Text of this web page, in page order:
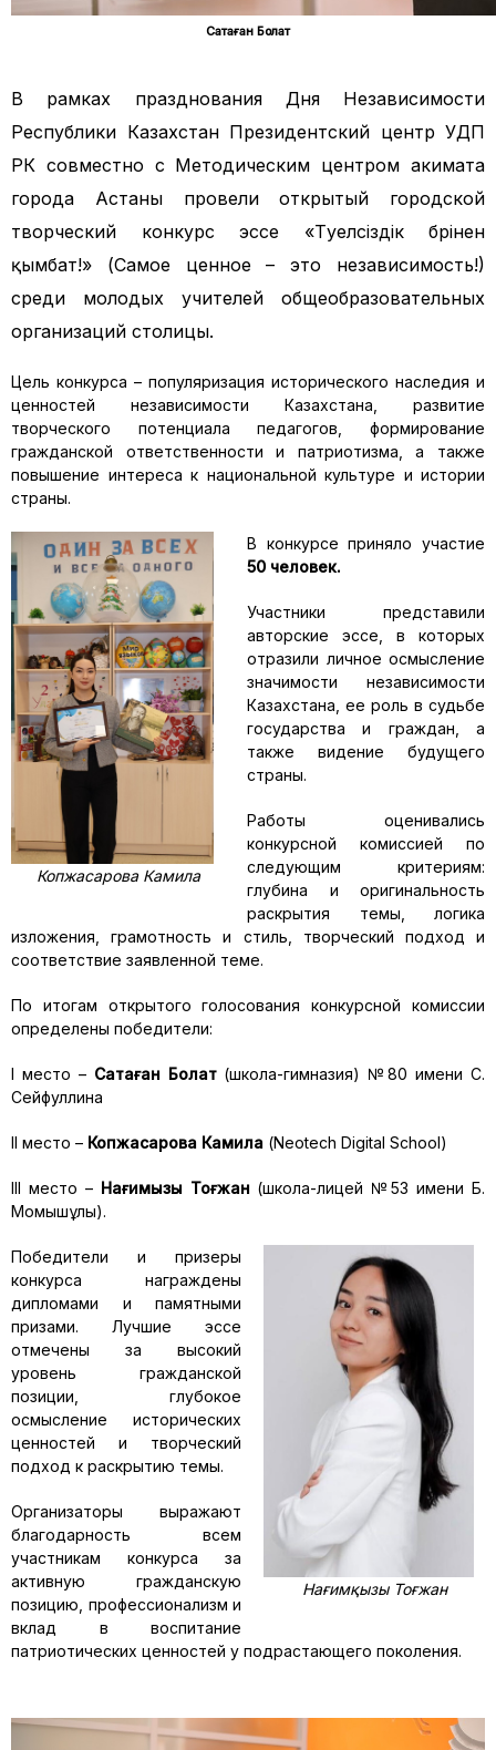
Сақтаған Болат
В рамках празднования Дня Независимости
Республики Казахстан Президентский центр УДП
РК совместно с Методическим центром акимата
города Астаны провели открытый городской
творческий конкурс эссе «Тәуелсіздік бәрінен
қымбат!» (Самое ценное – это независимость!)
среди молодых учителей общеобразовательных
организаций столицы.
Цель конкурса – популяризация исторического наследия и
ценностей независимости Казахстана, развитие
творческого потенциала педагогов, формирование
гражданской ответственности и патриотизма, а также
повышение интереса к национальной культуре и истории
страны.
Копжасарова Камила
В конкурсе приняло участие
50 человек.
Участники представили
авторские эссе, в которых
отразили личное осмысление
значимости независимости
Казахстана, ее роль в судьбе
государства и граждан, а
также видение будущего
страны.
Работы оценивались
конкурсной комиссией по
следующим критериям:
глубина и оригинальность
раскрытия темы, логика
изложения, грамотность и стиль, творческий подход и
соответствие заявленной теме.
По итогам открытого голосования конкурсной комиссии
определены победители:
I место – Сақтаған Болат(школа-гимназия) №80 имени С.
Сейфуллина
II место – Копжасарова Камила (Neotech Digital School)
III место – Нағимқызы Тоғжан(школа-лицей №53 имени Б.
Момышұлы).
Нағимқызы Тоғжан
Победители и призеры
конкурса награждены
дипломами и памятными
призами. Лучшие эссе
отмечены за высокий
уровень гражданской
позиции, глубокое
осмысление исторических
ценностей и творческий
подход к раскрытию темы.
Организаторы выражают
благодарность всем
участникам конкурса за
активную гражданскую
позицию, профессионализм и
вклад в воспитание
патриотических ценностей у подрастающего поколения.